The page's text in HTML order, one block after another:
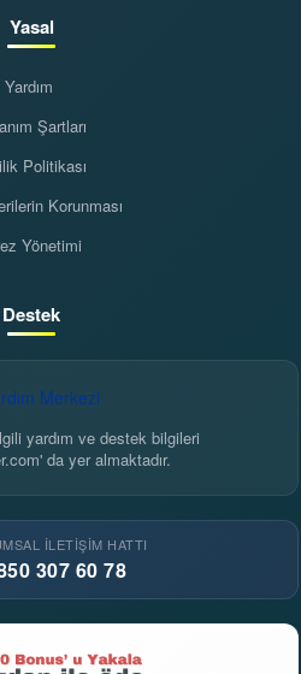
Yasal
Yardım
Şartları
Politikası
Korunması
Yönetimi
Destek
yardım ve destek bilgileri
da yer almaktadır.
İLETIŞIM HATTI
307 60 78